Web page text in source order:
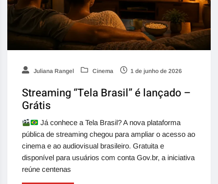
Juliana Rangel Cinema 1 de junho de 2026
Streaming “Tela Brasil” é lançado –
Grátis
Já conhece a Tela Brasil? A nova plataforma
pública de streaming chegou para ampliar o acesso ao
cinema e ao audiovisual brasileiro. Gratuita e
disponível para usuários com conta Gov.br, a iniciativa
reúne centenas